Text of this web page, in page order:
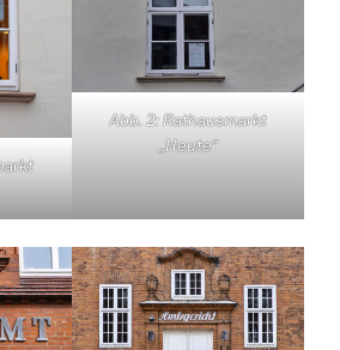
Abb. 2: Rathausmarkt
„Heute“